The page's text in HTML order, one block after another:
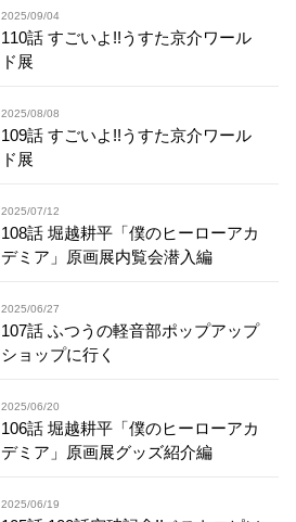
2025/09/04
110話 すごいよ!!うすた京介ワール
ド展
2025/08/08
109話 すごいよ!!うすた京介ワール
ド展
2025/07/12
108話 堀越耕平「僕のヒーローアカ
デミア」原画展内覧会潜入編
2025/06/27
107話 ふつうの軽音部ポップアップ
ショップに行く
2025/06/20
106話 堀越耕平「僕のヒーローアカ
デミア」原画展グッズ紹介編
2025/06/19